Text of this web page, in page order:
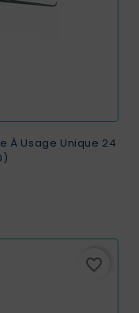
À Usage Unique 24
favorite_border